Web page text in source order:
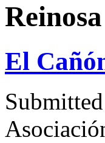
Reinosa
El